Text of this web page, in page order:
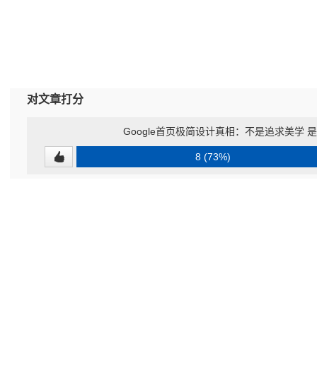
对文章打分
Google首页极简设计真相：不是追求美学
8 (73%)